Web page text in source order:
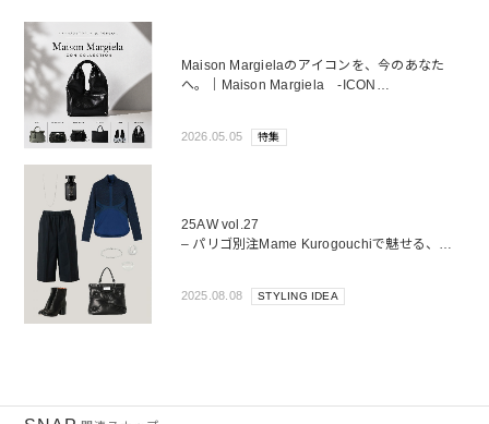
Maison Margielaのアイコンを、今のあなた
へ。｜Maison Margiela -ICON
2026.05.05 特集
25AW vol.27
– パリゴ別注Mame Kurogouchiで魅せる、初
2025.08.08 STYLING IDEA